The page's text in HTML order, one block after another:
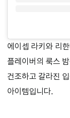
에이셉 라키와 리
플레이버의 룩스
건조하고 갈라진
아이템입니다.